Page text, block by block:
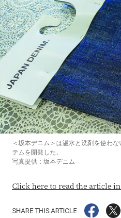
＜坂本デニム＞は温水と洗剤を使わ
テムを開発した。
写真提供：坂本デニム
Click here to read the article
SHARE THIS ARTICLE